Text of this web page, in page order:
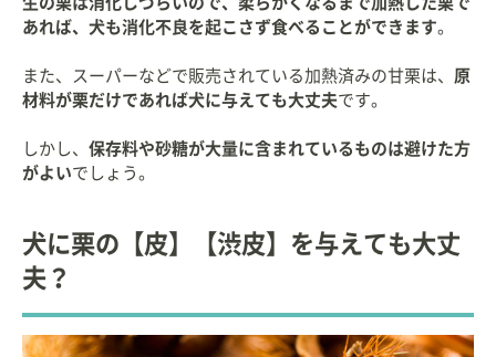
あれば、犬も消化不良を起こさず食べることができます。
また、スーパーなどで販売されている加熱済みの甘栗は、 原
材料が栗だけであれば犬に与えても大丈夫です。
しかし、 保存料や砂糖が大量に含まれているものは避けた方
がよいでしょう。
犬に栗の【皮】【渋皮】を与えても大丈
夫？